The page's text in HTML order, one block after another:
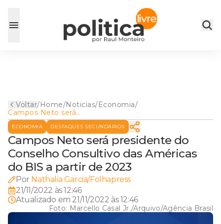
Voltar/Home/Noticias/Economia/
Campos Neto será
presidente do Conselho
Consultivo das Américas do
BIS a partir de 2023
ECONOMIA DESTAQUES SECUNDÁRIOS
Campos Neto será presidente do
Conselho Consultivo das Américas
do BIS a partir de 2023
Por Nathalia Garcia/Folhapress
21/11/2022 às 12:46
Atualizado em 21/11/2022 às 12:46
Foto: Marcello Casal Jr./Arquivo/Agência Brasil